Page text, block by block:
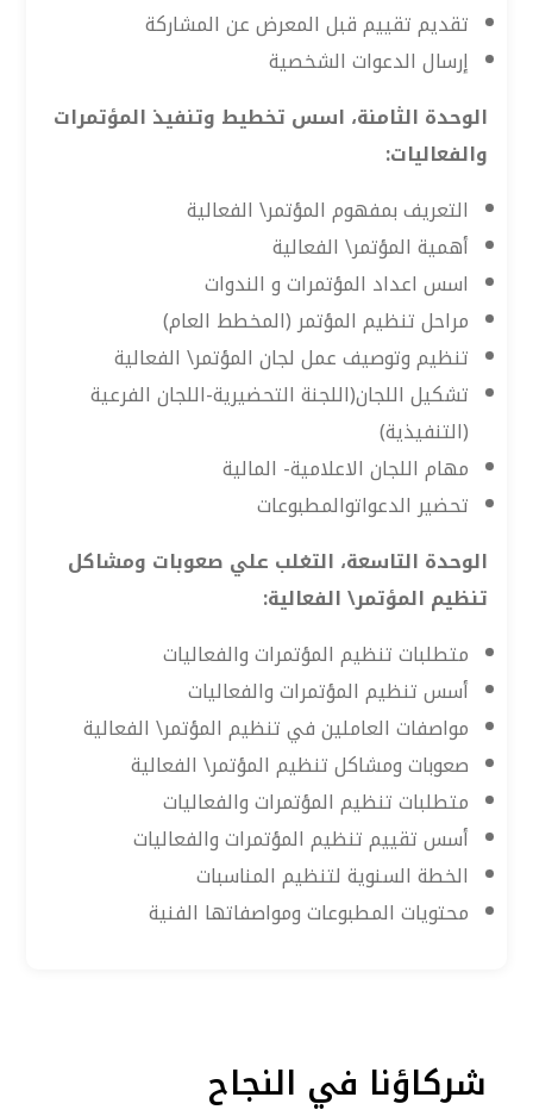
تقديم تقييم قبل المعرض عن المشاركة
إرسال الدعوات الشخصية
الوحدة الثامنة، اسس تخطيط وتنفيذ المؤتمرات
والفعاليات:
التعريف بمفهوم المؤتمر\ الفعالية
أهمية المؤتمر\ الفعالية
اسس اعداد المؤتمرات و الندوات
مراحل تنظيم المؤتمر (المخطط العام)
تنظيم وتوصيف عمل لجان المؤتمر\ الفعالية
تشكيل اللجان(اللجنة التحضيرية-اللجان الفرعية
(التنفيذية)
مهام اللجان الاعلامية- المالية
تحضير الدعواتوالمطبوعات
الوحدة التاسعة، التغلب علي صعوبات ومشاكل
تنظيم المؤتمر\ الفعالية:
متطلبات تنظيم المؤتمرات والفعاليات
أسس تنظيم المؤتمرات والفعاليات
مواصفات العاملين في تنظيم المؤتمر\ الفعالية
صعوبات ومشاكل تنظيم المؤتمر\ الفعالية
متطلبات تنظيم المؤتمرات والفعاليات
أسس تقييم تنظيم المؤتمرات والفعاليات
الخطة السنوية لتنظيم المناسبات
محتويات المطبوعات ومواصفاتها الفنية
شركاؤنا في النجاح